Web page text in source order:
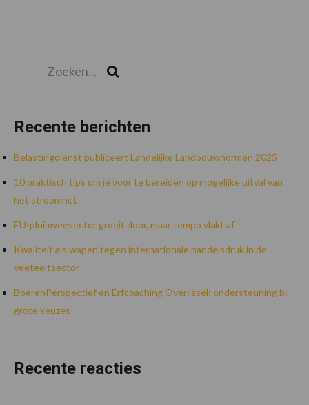
Recente berichten
Belastingdienst publiceert Landelijke Landbouwnormen 2025
10 praktisch tips om je voor te bereiden op mogelijke uitval van
het stroomnet
EU-pluimveesector groeit door, maar tempo vlakt af
Kwaliteit als wapen tegen internationale handelsdruk in de
veeteeltsector
BoerenPerspectief en Erfcoaching Overijssel: ondersteuning bij
grote keuzes
Recente reacties